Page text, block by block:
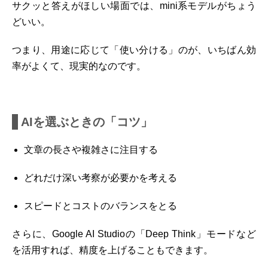
サクッと答えがほしい場面では、mini系モデルがちょう
どいい。
つまり、用途に応じて「使い分ける」のが、いちばん効
率がよくて、現実的なのです。
AIを選ぶときの「コツ」
文章の長さや複雑さに注目する
どれだけ深い考察が必要かを考える
スピードとコストのバランスをとる
さらに、Google AI Studioの「Deep Think」モードなど
を活用すれば、精度を上げることもできます。